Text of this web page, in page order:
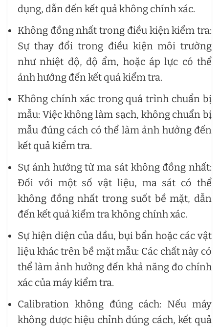
dụng, dẫn đến kết quả không chính xác.
Không đồng nhất trong điều kiện kiểm tra:
Sự thay đổi trong điều kiện môi trường
như nhiệt độ, độ ẩm, hoặc áp lực có thể
ảnh hưởng đến kết quả kiểm tra.
Không chính xác trong quá trình chuẩn bị
mẫu: Việc không làm sạch, không chuẩn bị
mẫu đúng cách có thể làm ảnh hưởng đến
kết quả kiểm tra.
Sự ảnh hưởng từ ma sát không đồng nhất:
Đối với một số vật liệu, ma sát có thể
không đồng nhất trong suốt bề mặt, dẫn
đến kết quả kiểm tra không chính xác.
Sự hiện diện của dầu, bụi bẩn hoặc các vật
liệu khác trên bề mặt mẫu: Các chất này có
thể làm ảnh hưởng đến khả năng đo chính
xác của máy kiểm tra.
Calibration không đúng cách: Nếu máy
không được hiệu chỉnh đúng cách, kết quả